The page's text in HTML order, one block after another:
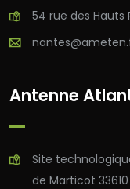
54 rue des Hauts
Antenne
Site
de Marticot 33610